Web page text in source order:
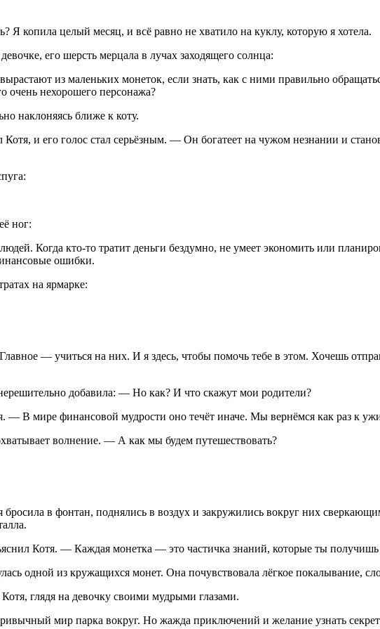
копила целый месяц, и всё равно не хватило на куклу, которую я хотела.
его шерсть мерцала в лучах заходящего солнца:
из маленьких монеток, если знать, как с ними правильно
очень нехорошего персонажа?
наклоняясь ближе к коту.
и его голос стал серьёзным. — Он богатеет на чужом незнании и
ног:
Когда кто-то тратит деньги бездумно, не умеет экономить или
ошибки.
на ярмарке:
— учиться на них. И я здесь, чтобы помочь тебе в этом. Хочешь
добавила: — Но как? И что скажут мои родители?
В мире финансовой мудрости оно течёт иначе. Мы вернёмся как раз к
волнение. — А как мы будем путешествовать?
в фонтан, поднялись в воздух и закружились вокруг них
Котя. — Каждая монетка — это частичка знаний, которые ты
одной из кружащихся монет. Она почувствовала лёгкое покалывание,
глядя на девочку своими мудрыми глазами.
мир парка вокруг. Но жажда приключений и желание узнать